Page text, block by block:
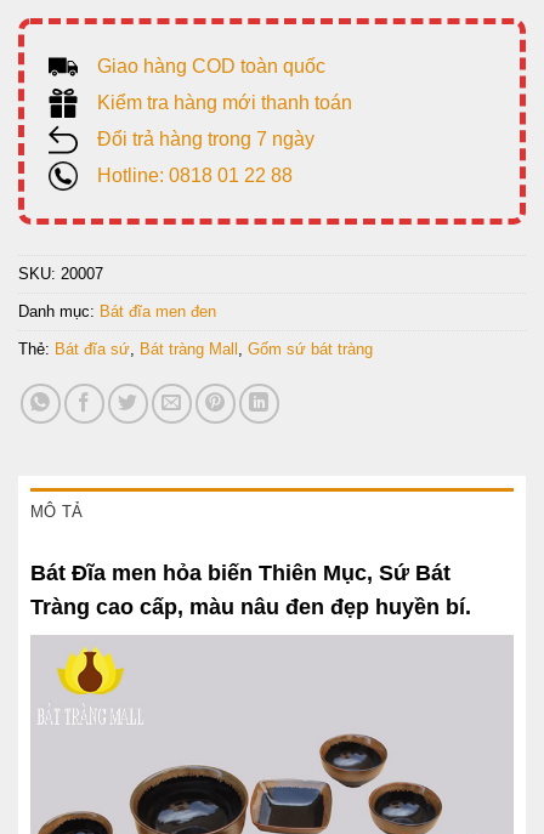
Giao hàng COD toàn quốc
Kiểm tra hàng mới thanh toán
Đổi trả hàng trong 7 ngày
Hotline: 0818 01 22 88
SKU: 20007
Danh mục: Bát đĩa men đen
Thẻ: Bát đĩa sứ Bát tràng Mall Gốm sứ bát tràng
MÔ TẢ
Bát Đĩa men hỏa biến Thiên Mục, Sứ Bát
Tràng cao cấp, màu nâu đen đẹp huyền bí.